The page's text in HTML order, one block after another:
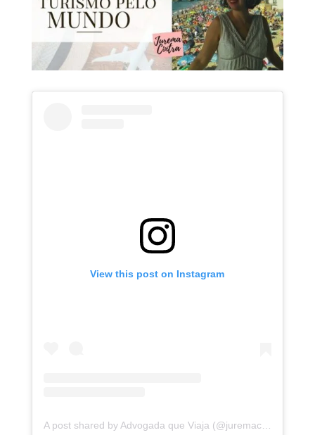
View this post on Instagram
A post shared by Advogada que Viaja (@juremacintra)